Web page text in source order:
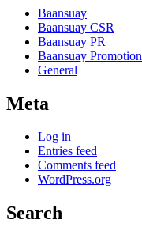
Baansuay
Baansuay CSR
Baansuay PR
Baansuay Promotion
General
Meta
Log in
Entries feed
Comments feed
WordPress.org
Search